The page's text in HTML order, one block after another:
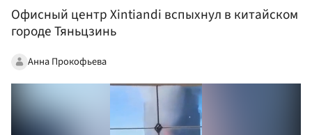
Офисный центр Xintiandi вспыхнул в китайском
городе Тяньцзинь
Анна Прокофьева